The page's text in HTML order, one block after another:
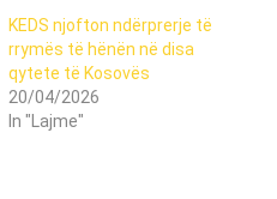
KEDS njofton ndërprerje të
rrymës të hënën në disa
qytete të Kosovës
20/04/2026
In "Lajme"